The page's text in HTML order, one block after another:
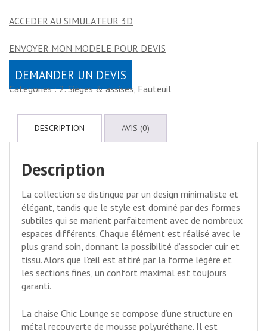
ACCEDER AU SIMULATEUR 3D
ENVOYER MON MODELE POUR DEVIS
DEMANDER UN DEVIS
Catégories :2. Sièges & assises Fauteuil
DESCRIPTION AVIS (0)
Description
La collection se distingue par un design minimaliste et
élégant, tandis que le style est dominé par des formes
subtiles qui se marient parfaitement avec de nombreux
espaces différents. Chaque élément est réalisé avec le
plus grand soin, donnant la possibilité d’associer cuir et
tissu. Alors que l’œil est attiré par la forme légère et
les sections fines, un confort maximal est toujours
garanti.
La chaise Chic Lounge se compose d’une structure en
métal recouverte de mousse polyuréthane. Il est